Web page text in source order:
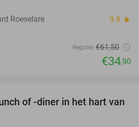
Roeselare 9.9 star
Regulier €61,50
€34,90
35%
of -diner in het hart van